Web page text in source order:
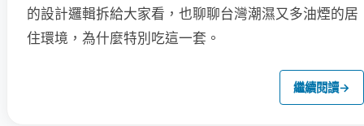
的設計邏輯拆給大家看，也聊聊台灣潮濕又多油煙的居
住環境，為什麼特別吃這一套。
繼續閱讀→